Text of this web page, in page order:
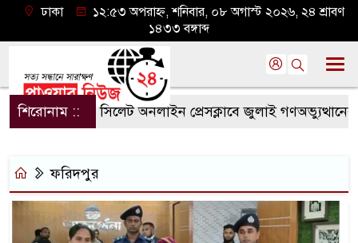
ঢাকা
১২:৫৩ অপরাহ্ন, শনিবার, ০৮ অগাস্ট ২০২৬, ২৪ শ্রাবণ
১৪৩৩ বঙ্গাব্দ
শিরোনাম :: সিলেট অনলাইন প্রেসক্লাবে জুলাই গণঅভ্যুত্থানের
ফরিদপুর